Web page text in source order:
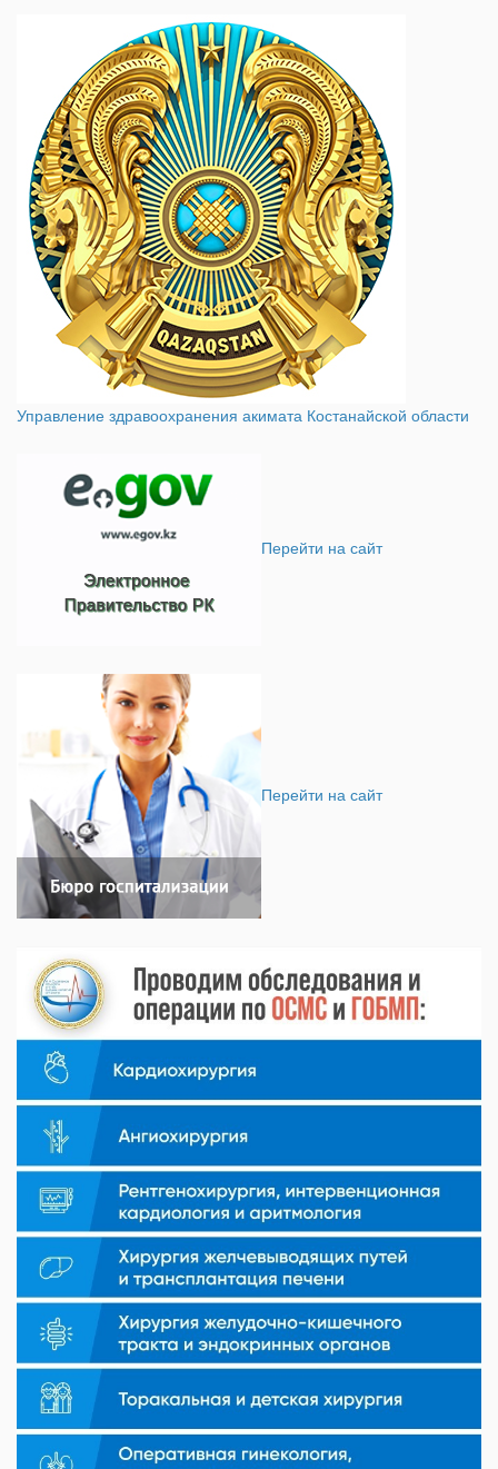
Управление здравоохранения акимата Костанайской области
Перейти на сайт
Перейти на сайт